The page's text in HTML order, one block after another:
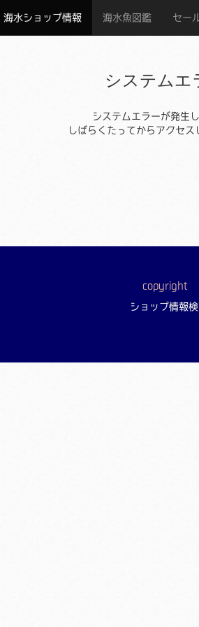
海水ショップ情報 海水魚図鑑 セー
システムエ
システムエラーが発生し
しばらくたってからアクセス
copyright
ショップ情報